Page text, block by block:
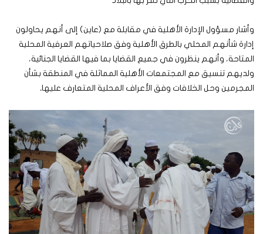
وأشار مسؤول الإدارة الأهلية في مقابلة مع (عاين) إلى أنهم يحاولون
إدارة شأنهم المحلي بالطرق الأهلية وفق صلاحياتهم العرفية المحلية
المتاحة، وأنهم ينظرون في جميع القضايا بما فيها القضايا الجنائية،
ولديهم تنسيق مع المجتمعات الأهلية المماثلة في المنطقة بشأن
المجرمين وحل الخلافات وفق الأعراف المحلية المتعارف عليها.